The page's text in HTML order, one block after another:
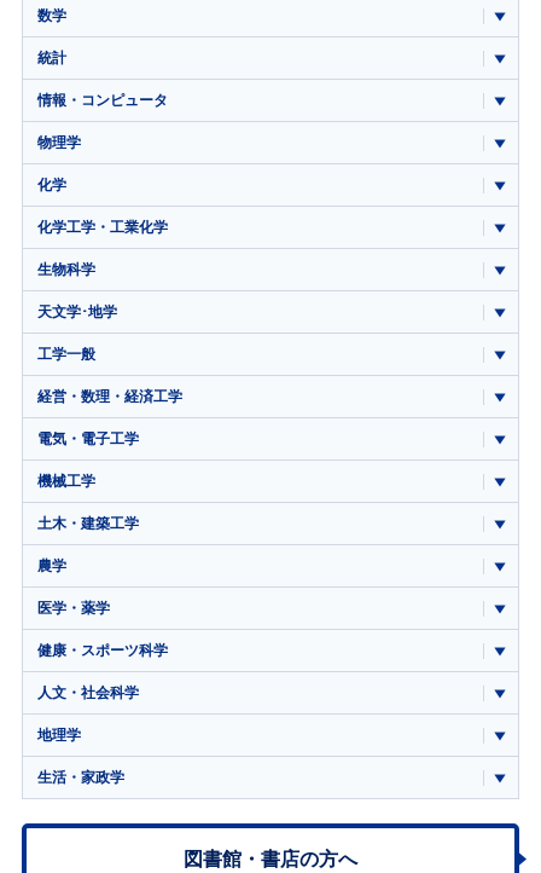
数学
統計
情報・コンピュータ
物理学
化学
化学工学・工業化学
生物科学
天文学･地学
工学一般
経営・数理・経済工学
電気・電子工学
機械工学
土木・建築工学
農学
医学・薬学
健康・スポーツ科学
人文・社会科学
地理学
生活・家政学
図書館・書店の方へ